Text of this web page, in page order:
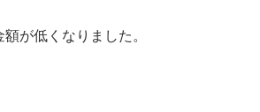
が低くなりました。